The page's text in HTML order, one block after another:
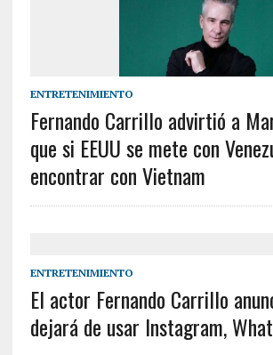
ENTRETENIMIENTO
Fernando Carrillo advirtió a
que si EEUU se mete con
encontrar con Vietnam
ENTRETENIMIENTO
El actor Fernando Carrillo
dejará de usar Instagram,